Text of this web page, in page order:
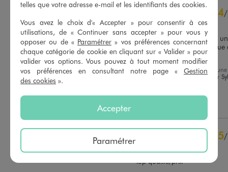
3étoiles
0
2étoiles
0
1étoile 0
Trier les avis
4/
Avis vérifié et récompensé
Très joli, manque peut être un
système de fermeture unique
col
Avis du27/04/2026 , suite à une
expérience du
14/04/2026 par
5/
Top qualité/prix
telles que votre adresse e-mail et les identifiants des cookies.
Vous avez le choix d'« Accepter » pour consentir à ces
utilisations, de « Continuer sans accepter » pour vous y
opposer ou de « Paramétrer » vos préférences concernant
chaque catégorie de cookie en cliquant sur « Valider » pour
valider vos options. Vous pouvez à tout moment modifier
vos préférences en consultant notre page « Gestion
des cookies ».
Accepter
Paramétrer